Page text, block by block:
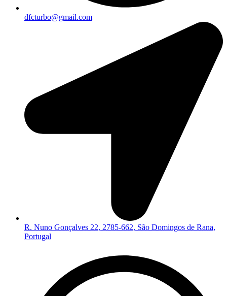
dfcturbo@gmail.com
R. Nuno Gonçalves 22, 2785-662, São Domingos de Rana,
Portugal